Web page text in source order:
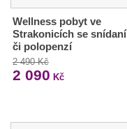
Wellness pobyt ve
Strakonicích se snídaní
či polopenzí
2 490 Kč
2 090 Kč